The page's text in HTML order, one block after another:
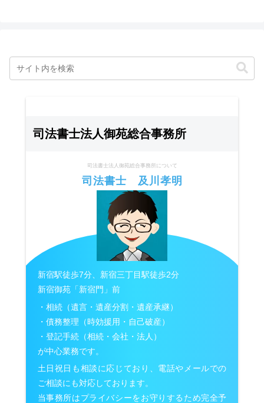
司法書士法人御苑総合事務所
司法書士法人御苑総合事務所について
司法書士 及川孝明
新宿駅徒歩7分、新宿三丁目駅徒歩2分
新宿御苑「新宿門」前
・相続（遺言・遺産分割・遺産承継）
・債務整理（時効援用・自己破産）
・登記手続（相続・会社・法人）
が中心業務です。
土日祝日も相談に応じており、電話やメールでの
ご相談にも対応しております。
当事務所はプライバシーをお守りするため完全予